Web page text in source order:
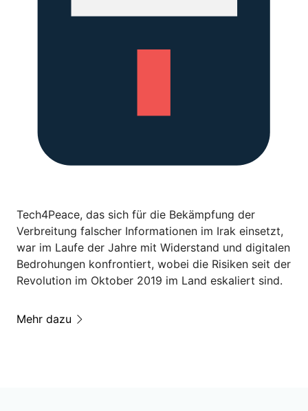
Tech4Peace, das sich für die Bekämpfung der
Verbreitung falscher Informationen im Irak einsetzt,
war im Laufe der Jahre mit Widerstand und digitalen
Bedrohungen konfrontiert, wobei die Risiken seit der
Revolution im Oktober 2019 im Land eskaliert sind.
Mehr dazu